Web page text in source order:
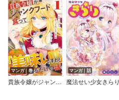
マンガ｜巻
貴族令嬢がジャンクフード食って「美味いですわ！」するだけの話
マンガ｜話
魔法せい少女きらり